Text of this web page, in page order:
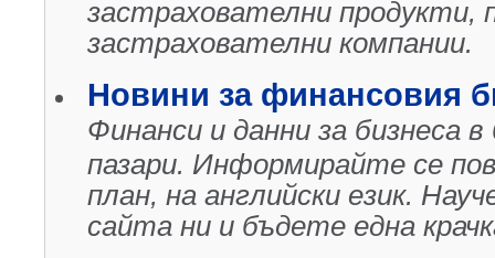
застрахователни продукти,
застрахователни компании.
Новини за финансовия
Финанси и данни за бизнеса
пазари. Информирайте се
план, на английски език.
сайта ни и бъдете една